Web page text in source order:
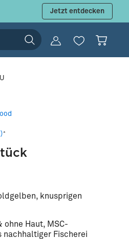
Jetzt entdecken
*
knusprigen
Haut, MSC-
nachhaltiger Fischerei